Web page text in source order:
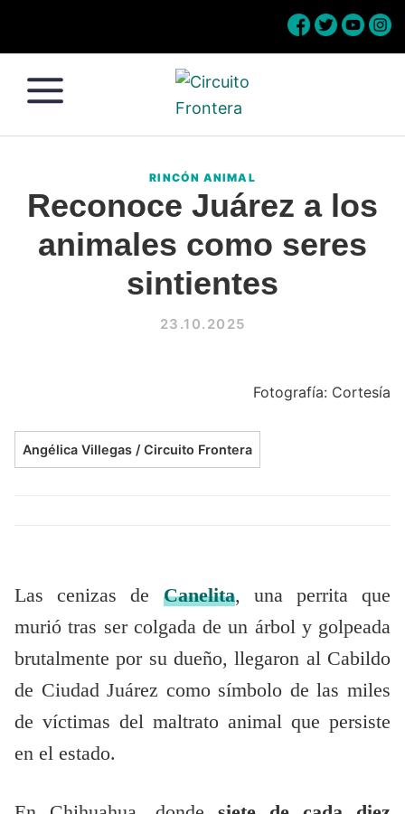
navigation
content
sidebar
Circuito
Conéctate
la
frontera
RINCÓN ANIMAL
Reconoce Juárez a los
animales como seres
sintientes
23.10.2025
Fotografía: Cortesía
Angélica Villegas / Circuito Frontera
Las cenizas de Canelita, una perrita que
murió tras ser colgada de un árbol y golpeada
brutalmente por su dueño, llegaron al Cabildo
de Ciudad Juárez como símbolo de las miles
de víctimas del maltrato animal que persiste
en el estado.